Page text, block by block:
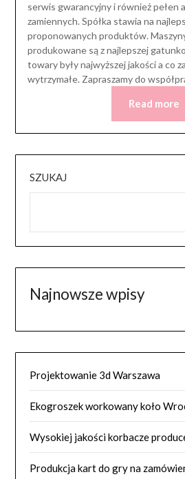
serwis gwarancyjny i również pełen
zamiennych. Spółka stawia na
proponowanych produktów.
produkowane są z najlepszej
towary były najwyższej jakości a co
wytrzymałe. Zapraszamy do
Read more
SZUKAJ
Najnowsze wpisy
Projektowanie 3d Warszawa
Ekogroszek workowany koło
Wysokiej jakości korbacze
Produkcja kart do gry na